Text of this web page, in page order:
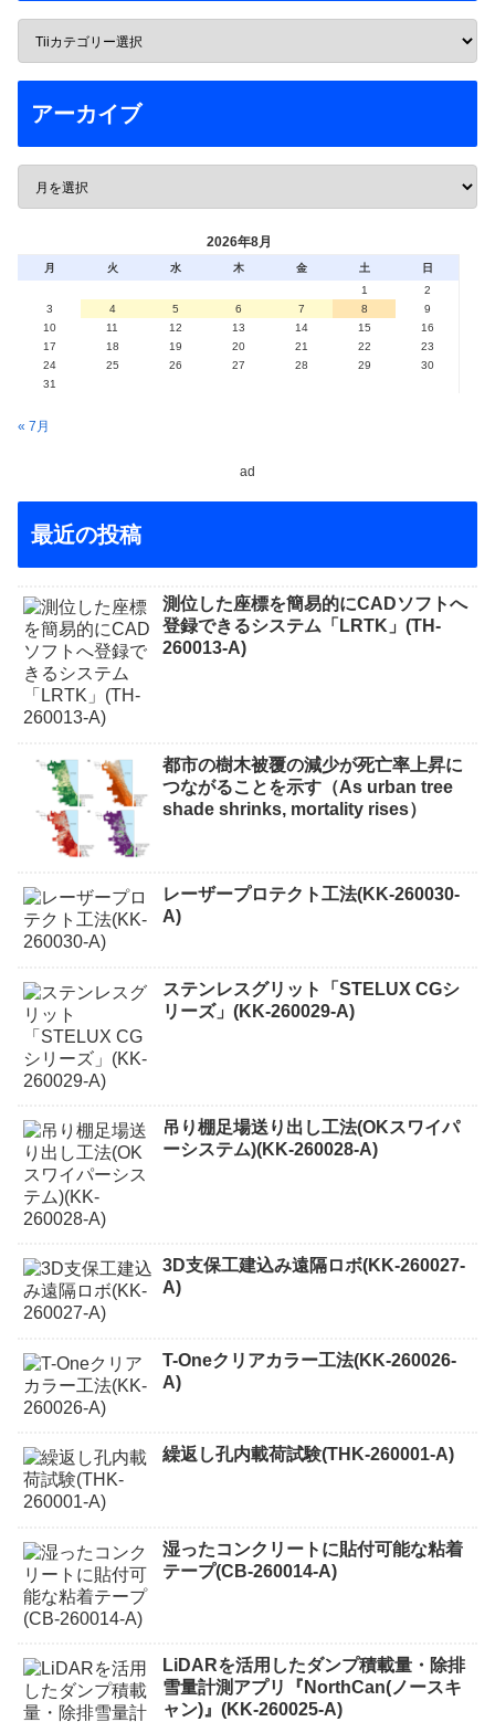
アーカイブ
2026年8月
月 火 水 木 金 土
日
1
2
3
4 5 6 7 8
9
10
11 12 13 14 15
16
17
18 19 20 21 22
23
24
25 26 27 28 29
30
31
« 7月
ad
最近の投稿
測位した座標を簡易的にCADソフトへ
登録できるシステム「LRTK」(TH-
260013-A)
都市の樹木被覆の減少が死亡率上昇に
つながることを示す（As urban tree
shade shrinks, mortality rises）
レーザープロテクト⼯法(KK-260030-
A)
ステンレスグリット「STELUX CGシ
リーズ」(KK-260029-A)
吊り棚足場送り出し工法(OKスワイパ
ーシステム)(KK-260028-A)
3D支保工建込み遠隔ロボ(KK-260027-
A)
T-Oneクリアカラー工法(KK-260026-
A)
繰返し孔内載荷試験(THK-260001-A)
湿ったコンクリートに貼付可能な粘着
テープ(CB-260014-A)
LiDARを活用したダンプ積載量・除排
雪量計測アプリ『NorthCan(ノースキ
ャン)』(KK-260025-A)